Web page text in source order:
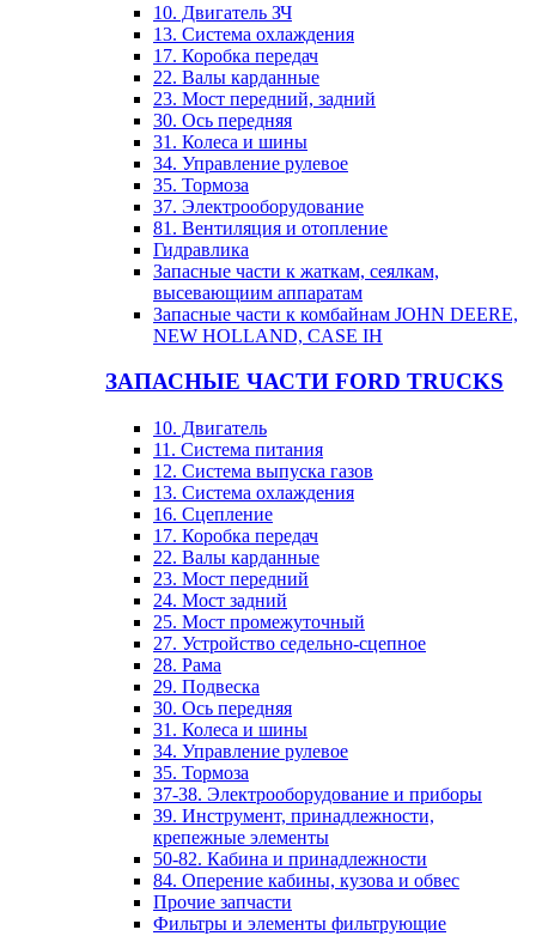
10. Двигатель ЗЧ
13. Система охлаждения
17. Коробка передач
22. Валы карданные
23. Мост передний, задний
30. Ось передняя
31. Колеса и шины
34. Управление рулевое
35. Тормоза
37. Электрооборудование
81. Вентиляция и отопление
Гидравлика
Запасные части к жаткам, сеялкам,
высевающиим аппаратам
Запасные части к комбайнам JOHN DEERE,
NEW HOLLAND, CASE IH
ЗАПАСНЫЕ ЧАСТИ FORD TRUCKS
10. Двигатель
11. Система питания
12. Система выпуска газов
13. Система охлаждения
16. Сцепление
17. Коробка передач
22. Валы карданные
23. Мост передний
24. Мост задний
25. Мост промежуточный
27. Устройство седельно-сцепное
28. Рама
29. Подвеска
30. Ось передняя
31. Колеса и шины
34. Управление рулевое
35. Тормоза
37-38. Электрооборудование и приборы
39. Инструмент, принадлежности,
крепежные элементы
50-82. Кабина и принадлежности
84. Оперение кабины, кузова и обвес
Прочие запчасти
Фильтры и элементы фильтрующие